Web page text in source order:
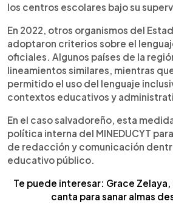
los centros escolares bajo su
En 2022, otros organismos del
adoptaron criterios sobre el
oficiales. Algunos países de la
lineamientos similares, mientras
permitido el uso del lenguaje
contextos educativos y
En el caso salvadoreño, esta
política interna del MINEDUCYT
de redacción y comunicación
educativo público.
Te puede interesar: Grace
canta para sanar almas